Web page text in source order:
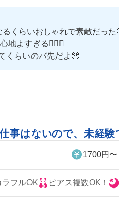
くらいおしゃれで素敵だった
よすぎる🤦🏻‍♀️
くらいのバ先だよ🥹
事はないので、未経験
1700円〜
フルOK ピアス複数OK！